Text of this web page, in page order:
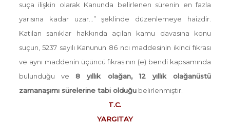
suça ilişkin olarak Kanunda belirlenen sürenin en fazla
yarısına kadar uzar…” şeklinde düzenlemeye haizdir.
Katılan sanıklar hakkında açılan kamu davasına konu
suçun, 5237 sayılı Kanunun 86 ncı maddesinin ikinci fıkrası
ve aynı maddenin üçüncü fıkrasının (e) bendi kapsamında
bulunduğu ve8 yıllık olağan, 12 yıllık olağanüstü
zamanaşımı sürelerine tabi olduğubelirlenmiştir.
T.C.
YARGITAY